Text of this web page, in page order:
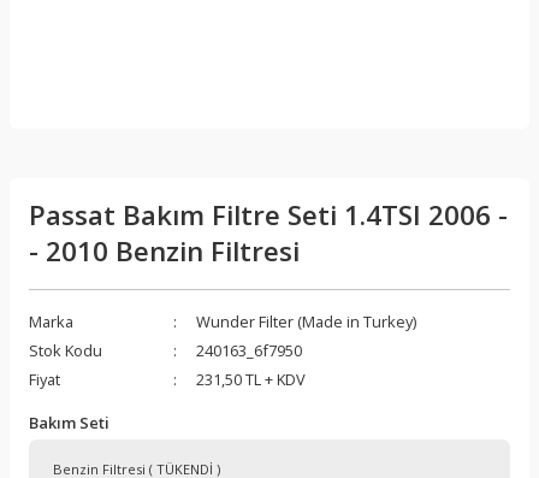
Passat Bakım Filtre Seti 1.4TSI 2006 -
- 2010 Benzin Filtresi
Marka
Wunder Filter (Made in Turkey)
Stok Kodu
240163_6f7950
Fiyat
231,50 TL + KDV
Bakım Seti